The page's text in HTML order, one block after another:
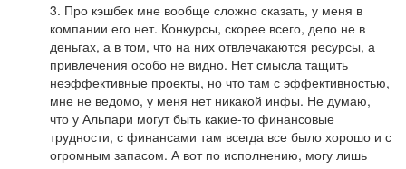
3. Про кэшбек мне вообще сложно сказать, у меня в
компании его нет. Конкурсы, скорее всего, дело не в
деньгах, а в том, что на них отвлечакаются ресурсы, а
привлечения особо не видно. Нет смысла тащить
неэффективные проекты, но что там с эффективностью,
мне не ведомо, у меня нет никакой инфы. Не думаю,
что у Альпари могут быть какие-то финансовые
трудности, с финансами там всегда все было хорошо и с
огромным запасом. А вот по исполнению, могу лишь